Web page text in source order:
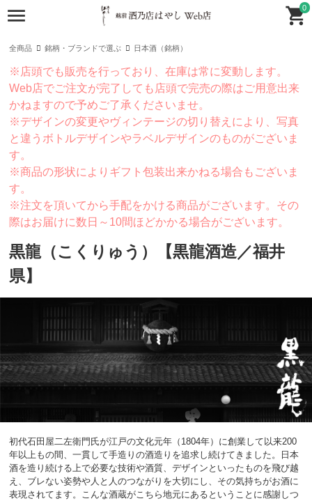
0
全商品 銘柄・ブランドで選ぶ 日本酒（銘柄）
※店頭でも販売を行っており、在庫は常に変動します。
Web店でご注文が完了しても店頭で完売の際はご用意出来
かねますので予めご了承くださいませ。
※デザインの変更やヴィンテージの切り替えにより、写真
と違うボトルデザインやラベルデザインのものがございま
す。
※商品の形状によりギフト包装出来かねる場合もございま
す。
※注文を頂いてから手配をかける商品がございます。その
際はお届けに数日～10間ほどかかる場合がございます。
黒龍（こくりゅう）【黒龍酒造／福井
県】
初代石田屋二左衛門氏が江戸の文化元年（1804年）に創業して以来200
年以上もの間、一貫して手造りの酒造りを追求し続けてきました。日本
酒を造り続ける上で必要な技術や酒質、デザインといったものを飛び越
え、ブレない姿勢や人と人のつながりを大切にし、その気持ちがお酒に
表現されてます。こんな酒蔵がこちら地元にあるということに感謝しつ